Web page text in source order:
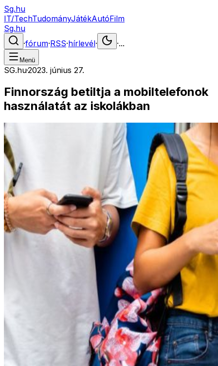
Sg.hu
IT/TechTudományJátékAutóFilm
Sg.hu
·fórum·RSS·hírlevél· ·...
Menü
SG.hu·2023. június 27.
Finnország betiltja a mobiltelefonok
használatát az iskolákban